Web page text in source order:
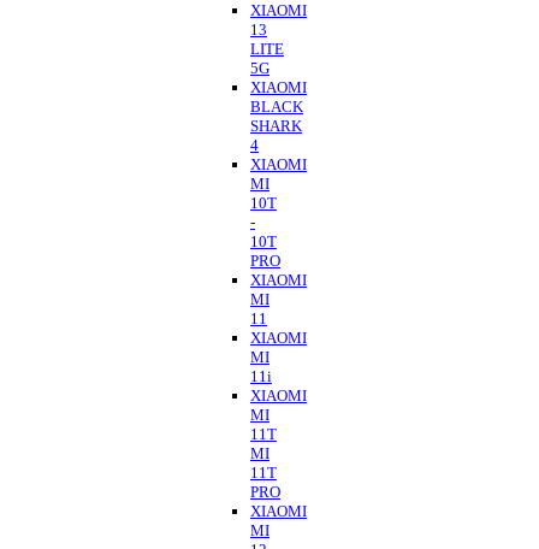
XIAOMI
13
LITE
5G
XIAOMI
BLACK
SHARK
4
XIAOMI
MI
10T
-
10T
PRO
XIAOMI
MI
11
XIAOMI
MI
11i
XIAOMI
MI
11T
MI
11T
PRO
XIAOMI
MI